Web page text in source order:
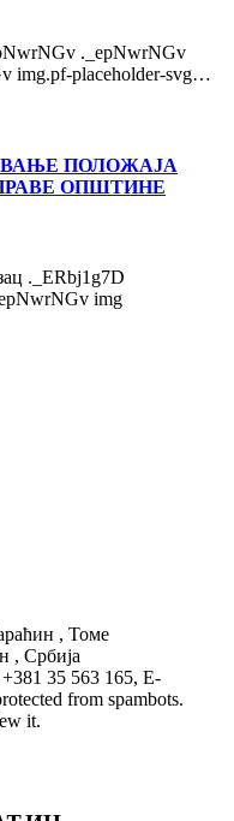
._epNwrNGv
img.pf-placeholder-svg…
ПОЛОЖАЈА
ОПШТИНЕ
._ERbj1g7D
img
, Томе
, Србија
35 563 165, E-
from spambots.
it.